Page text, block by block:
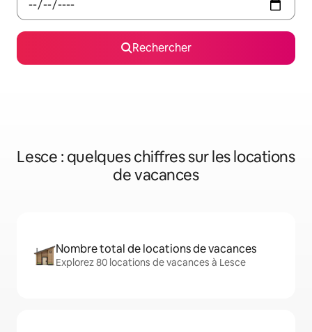
Rechercher
Lesce : quelques chiffres sur les locations
de vacances
Nombre total de locations de vacances
Explorez 80 locations de vacances à Lesce